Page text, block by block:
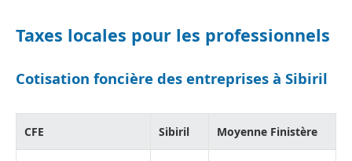
Taxes locales pour les professionnels
Cotisation foncière des entreprises à Sibiril
CFE Sibiril Moyenne Finistère